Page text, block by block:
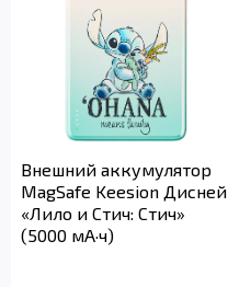
Внешний аккумулятор
MagSafe Keesion Дисней
«Лило и Стич: Стич»
(5000 мА·ч)